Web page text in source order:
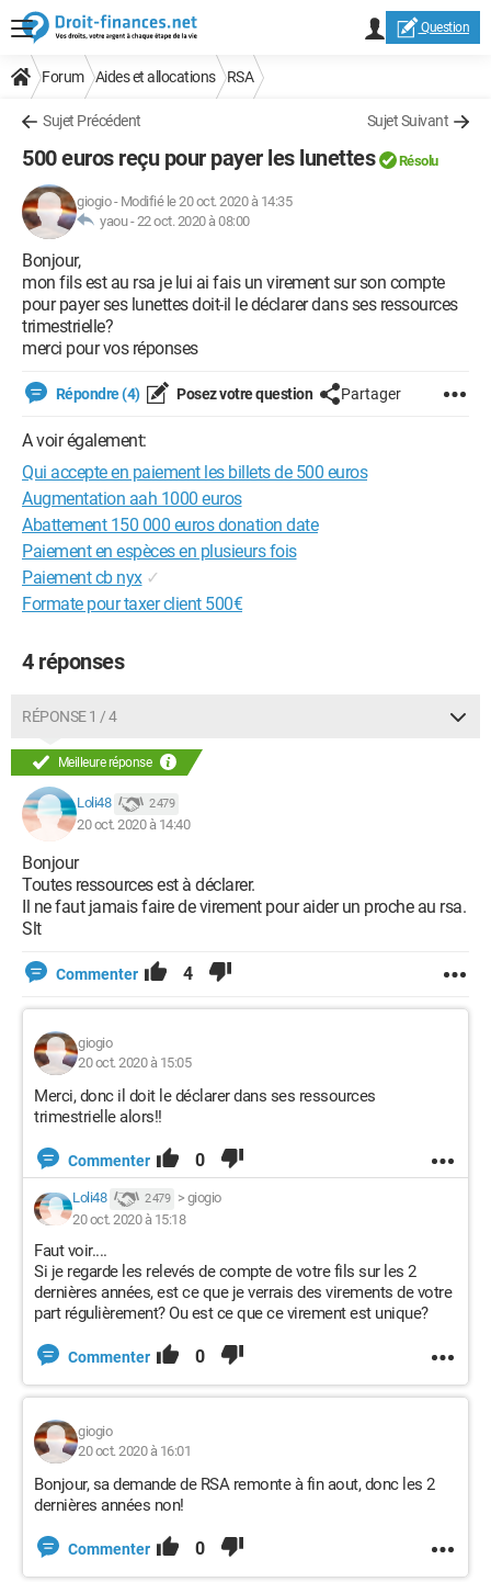
Question
Forum Aides et allocations RSA
Sujet Précédent Sujet Suivant
500 euros reçu pour payer les lunettes Résolu
giogio- Modifié le 20 oct. 2020 à 14:35
yaou -22 oct. 2020 à 08:00
Bonjour,
mon fils est au rsa je lui ai fais un virement sur son compte
pour payer ses lunettes doit-il le déclarer dans ses ressources
trimestrielle?
merci pour vos réponses
Répondre (4) Posez votre question Partager
A voir également:
Qui accepte en paiement les billets de 500 euros
Augmentation aah 1000 euros
Abattement 150 000 euros donation date
Paiement en espèces en plusieurs fois
Paiement cb nyx ✓
Formate pour taxer client 500€
4 réponses
RÉPONSE 1 / 4
Meilleure réponse
Loli48 2 479
20 oct. 2020 à 14:40
Bonjour
Toutes ressources est à déclarer.
Il ne faut jamais faire de virement pour aider un proche au rsa.
Slt
Commenter 4
giogio
20 oct. 2020 à 15:05
Merci, donc il doit le déclarer dans ses ressources
trimestrielle alors!!
Commenter 0
Loli48 2 479 > giogio
20 oct. 2020 à 15:18
Faut voir....
Si je regarde les relevés de compte de votre fils sur les 2
dernières années, est ce que je verrais des virements de votre
part régulièrement? Ou est ce que ce virement est unique?
Commenter 0
giogio
20 oct. 2020 à 16:01
Bonjour, sa demande de RSA remonte à fin aout, donc les 2
dernières années non!
Commenter 0